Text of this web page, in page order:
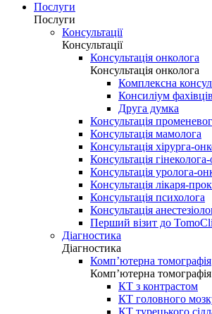
Послуги
Послуги
Консультації
Консультації
Консультація онколога
Консультація онколога
Комплексна
Консиліум фахівців
Друга думка
Консультація
Консультація мамолога
Консультація хірурга-
Консультація
Консультація уролога-
Консультація лікаря-
Консультація психолога
Консультація
Перший візит до
Діагностика
Діагностика
Комп’ютерна томографія
Комп’ютерна томографія
КТ з контрастом
КТ головного
КТ турецького